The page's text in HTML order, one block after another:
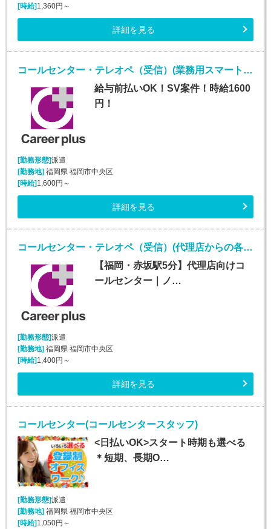
[時給] 1,360円～
詳細を見る
コールセンター・テレオペ（受信）(業務用スマートフォンに関する紛失等問い合わせ窓口)
給与前払いOK！SV案件！時給1600
円！
[勤務形態]派遣
[勤務地] 福岡県 福岡市中央区
[時給] 1,600円～
詳細を見る
コールセンター・テレオペ（受信）(代理店からの各種問合せ電話対応業務)
【福岡・赤坂駅5分】代理店向けコ
ールセンター｜ノ…
[勤務形態]派遣
[勤務地]福岡県 福岡市中央区
[時給]1,400円～
詳細を見る
コールセンター(コールセンタースタッフ)
<日払いOK>スタート時期も選べる
＊短期、長期O…
[勤務形態]派遣
[勤務地]福岡県 福岡市中央区
[時給]1,050円～